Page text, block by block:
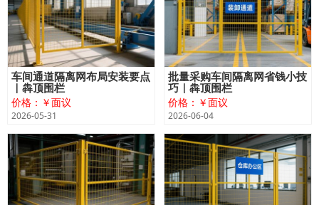
车间通道隔离网布局安装要点
｜犇顶围栏
价格：￥面议
2026-05-31
批量采购车间隔离网省钱小技
巧｜犇顶围栏
价格：￥面议
2026-06-04